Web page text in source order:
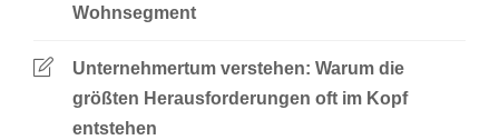
Wohnsegment
Unternehmertum verstehen: Warum die
größten Herausforderungen oft im Kopf
entstehen